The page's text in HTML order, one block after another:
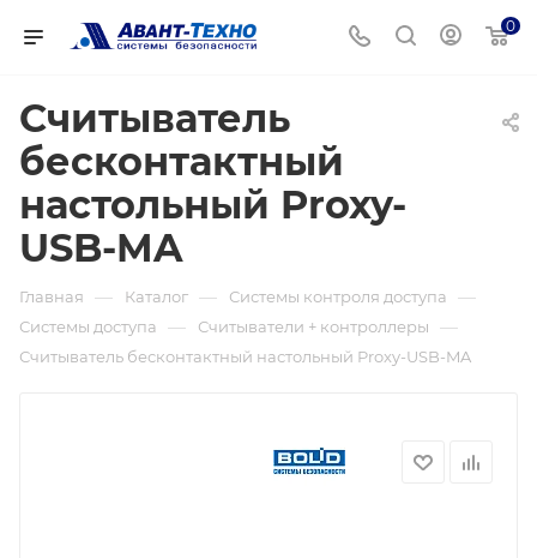
0
Считыватель
бесконтактный
настольный Proxy-
USB-MA
Главная — Каталог — Системы контроля доступа —
Системы доступа — Считыватели + контроллеры —
Считыватель бесконтактный настольный Proxy-USB-MA